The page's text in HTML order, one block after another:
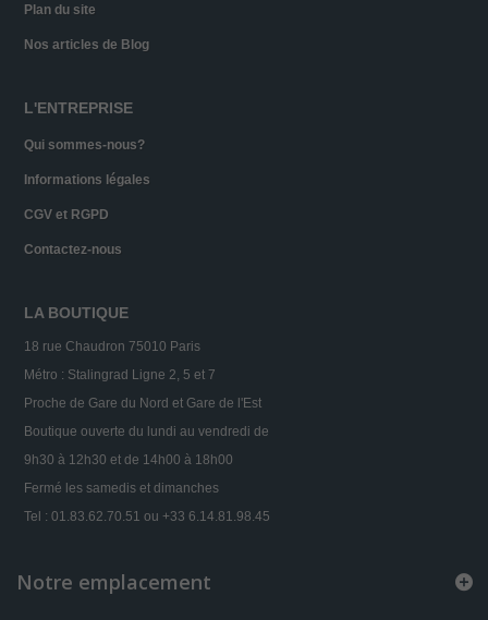
Plan du site
Nos articles de Blog
L'ENTREPRISE
Qui sommes-nous?
Informations légales
CGV et RGPD
Contactez-nous
LA BOUTIQUE
18 rue Chaudron 75010 Paris
Métro : Stalingrad Ligne 2, 5 et 7
Proche de Gare du Nord et Gare de l'Est
Boutique ouverte du lundi au vendredi de
9h30 à 12h30 et de 14h00 à 18h00
Fermé les samedis et dimanches
Tel : 01.83.62.70.51 ou +33 6.14.81.98.45
Notre emplacement